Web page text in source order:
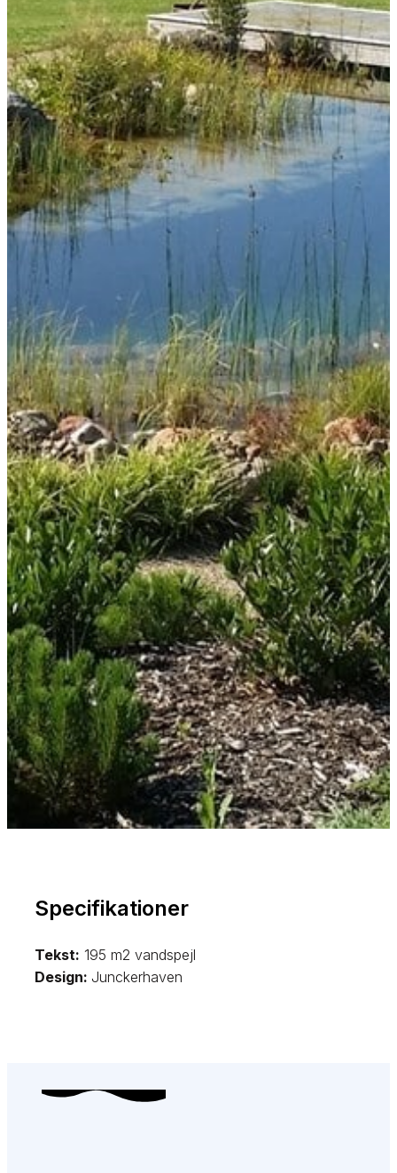
Specifikationer​
Tekst: 195 m2 vandspejl
Design:Junckerhaven​